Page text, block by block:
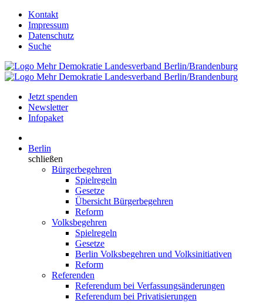
Kontakt
Impressum
Datenschutz
Suche
Jetzt spenden
Newsletter
Infopaket
Berlin
schließen
Bürgerbegehren
Spielregeln
Gesetze
Übersicht Bürgerbegehren
Reform
Volksbegehren
Spielregeln
Gesetze
Berlin Volksbegehren und Volksinitiativen
Reform
Referenden
Referendum bei Verfassungsänderungen
Referendum bei Privatisierungen